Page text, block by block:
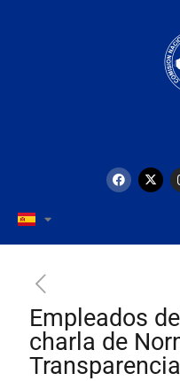
Empleados
charla de
Transparencia